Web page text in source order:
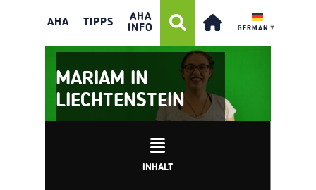
AHA TIPPS
AHA
INFO
GERMAN ▼
MARIAM IN
LIECHTENSTEIN
INHALT